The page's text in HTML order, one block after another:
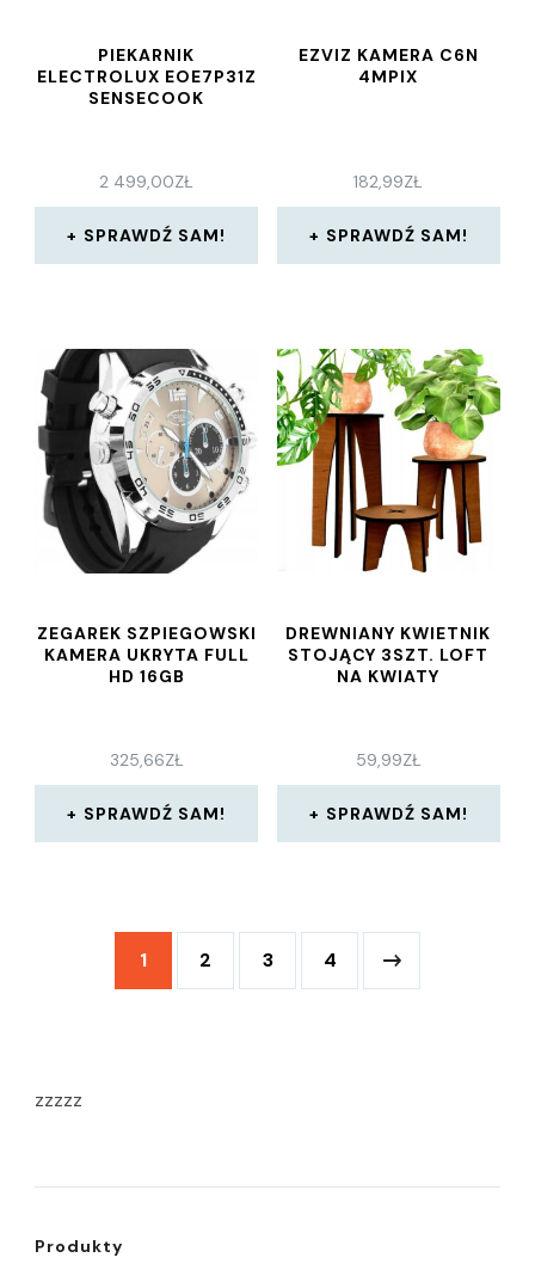
PIEKARNIK
ELECTROLUX EOE7P31Z
SENSECOOK
2 499,00ZŁ
SPRAWDŹ SAM!
EZVIZ KAMERA C6N
4MPIX
182,99ZŁ
SPRAWDŹ SAM!
ZEGAREK SZPIEGOWSKI
KAMERA UKRYTA FULL
HD 16GB
325,66ZŁ
SPRAWDŹ SAM!
DREWNIANY KWIETNIK
STOJĄCY 3SZT. LOFT
NA KWIATY
59,99ZŁ
SPRAWDŹ SAM!
1 2 3 4
zzzzz
Produkty